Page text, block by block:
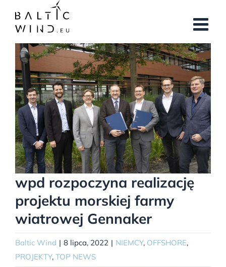
zawartości
Pokaż
większy
obrazek
wpd rozpoczyna realizację
projektu morskiej farmy
wiatrowej Gennaker
Baltic Wind | 8 lipca, 2022 | NIEMCY, OFFSHORE,
PROJEKTY, TOP NEWS